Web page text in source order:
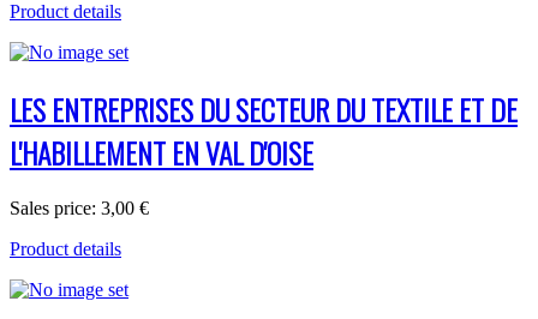
Product details
LES ENTREPRISES DU SECTEUR DU TEXTILE ET DE
L'HABILLEMENT EN VAL D'OISE
Sales price: 3,00 €
Product details